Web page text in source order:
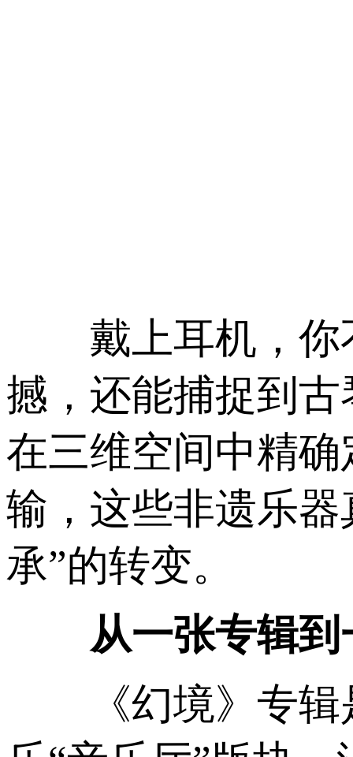
戴上耳机，你
撼，还能捕捉到
在三维空间中精
输，这些非遗乐
承”的转变。
从一张专辑
《幻境》专辑